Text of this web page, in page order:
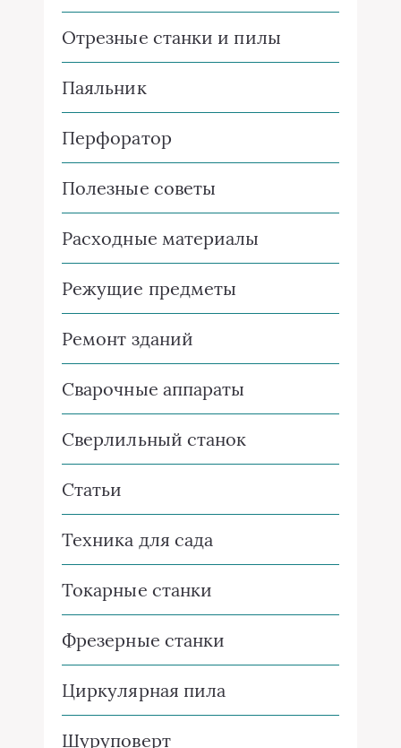
Отрезные станки и пилы
Паяльник
Перфоратор
Полезные советы
Расходные материалы
Режущие предметы
Ремонт зданий
Сварочные аппараты
Сверлильный станок
Статьи
Техника для сада
Токарные станки
Фрезерные станки
Циркулярная пила
Шуруповерт